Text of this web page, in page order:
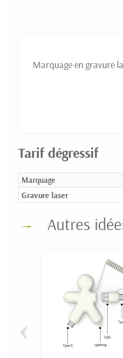
Marquage en gravure
Tarif dégressif
Marquage
Gravure laser
Autres
‹